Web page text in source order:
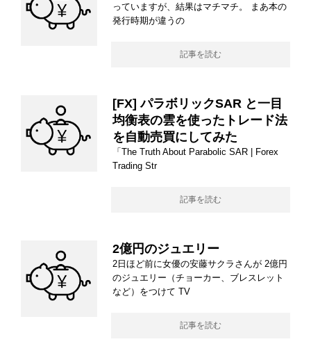
っていますが、結果はマチマチ。 まあ本の
発行時期が違うの
記事を読む
[FX] パラボリックSAR と一目
均衡表の雲を使ったトレード法
を自動売買にしてみた
「The Truth About Parabolic SAR | Forex
Trading Str
記事を読む
2億円のジュエリー
2日ほど前に女優の安藤サクラさんが 2億円
のジュエリー（チョーカー、ブレスレット
など）をつけて TV
記事を読む